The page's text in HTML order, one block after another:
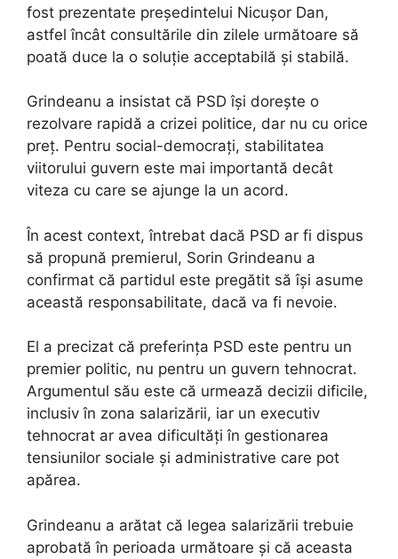
fost prezentate președintelui Nicușor Dan,
astfel încât consultările din zilele următoare să
poată duce la o soluție acceptabilă și stabilă.
Grindeanu a insistat că PSD își dorește o
rezolvare rapidă a crizei politice, dar nu cu orice
preț. Pentru social-democrați, stabilitatea
viitorului guvern este mai importantă decât
viteza cu care se ajunge la un acord.
În acest context, întrebat dacă PSD ar fi dispus
să propună premierul, Sorin Grindeanu a
confirmat că partidul este pregătit să își asume
această responsabilitate, dacă va fi nevoie.
El a precizat că preferința PSD este pentru un
premier politic, nu pentru un guvern tehnocrat.
Argumentul său este că urmează decizii dificile,
inclusiv în zona salarizării, iar un executiv
tehnocrat ar avea dificultăți în gestionarea
tensiunilor sociale și administrative care pot
apărea.
Grindeanu a arătat că legea salarizării trebuie
aprobată în perioada următoare și că aceasta